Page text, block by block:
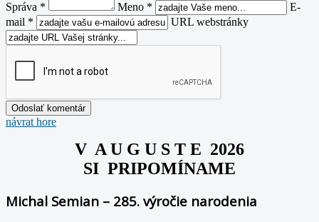
Správa * Meno *
E-
mail *
URL webstránky
návrat hore
V A U G U S T E 2026
SI PRIPOMÍNAME
Michal Semian – 285. výročie narodenia